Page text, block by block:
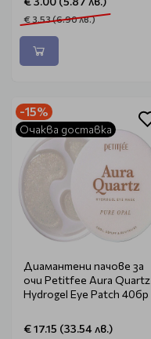
€ 3.53 (6.90 лв.)
-15%
Очаква доставка
Диамантени пачове за
очи Petitfee Aura Quartz
Hydrogel Eye Patch 40бр
€ 17.15 (33.54 лв.)